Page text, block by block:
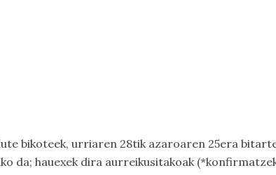
bikoteek, urriaren 28tik azaroaren 25era
da; hauexek dira aurreikusitakoak (*